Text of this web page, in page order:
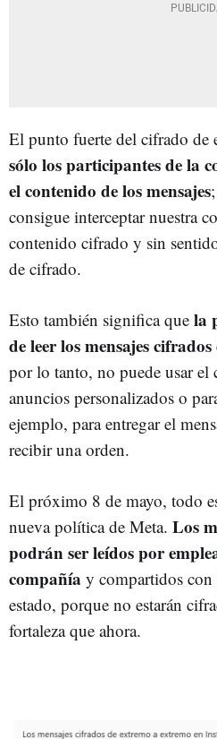
El punto fuerte del cifrado de
sólo los participantes de la
el contenido de los mensajes
consigue interceptar nuestra
contenido cifrado y sin
de cifrado.
Esto también significa que la
de leer los mensajes
por lo tanto, no puede usar el
anuncios personalizados o
ejemplo, para entregar el
recibir una orden.
El próximo 8 de mayo, todo
nueva política de Meta. Los
podrán ser leídos por
compañía y compartidos con
estado, porque no estarán
fortaleza que ahora.